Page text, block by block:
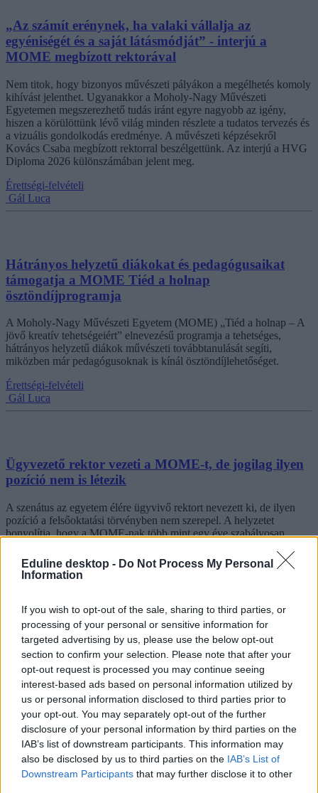
Eduline desktop - Do Not Process My Personal
Information
If you wish to opt-out of the sale, sharing to third parties, or
processing of your personal or sensitive information for
targeted advertising by us, please use the below opt-out
section to confirm your selection. Please note that after your
opt-out request is processed you may continue seeing
interest-based ads based on personal information utilized by
us or personal information disclosed to third parties prior to
your opt-out. You may separately opt-out of the further
disclosure of your personal information by third parties on the
IAB’s list of downstream participants. This information may
also be disclosed by us to third parties on the IAB’s List of
Downstream Participants that may further disclose it to other
„Az számít erénynek, ha valaki vállalja az
egyéniségét és a saját látásmódját” - interjú a
MOME megbízott rektorával
Nem titok, hogy bizonyos művészeti pályákon a megélhetés komoly
kihívást jelenthet. Ugyanakkor a Moholy-Nagy Művészeti
Egyetemen megszerezhető tudás iránt egyre nagyobb az igény,
hiszen a körülöttünk lévő világ minden részlete a tudatos tervezés és
a vizuális gondolkodás eredménye. A művészeti képzésekről
Kovács Csaba megbízott rektorral beszélgettünk. Az interjú a HVG
Diploma 2026 különszámában jelent meg.
Érettségi-felvételi
Gál Luca
Hátrányos helyzetű diákokat és pedagógusaikat
támogatja a MOME Tiéd a holnap
ösztöndíjprogramja
A Moholy-Nagy Művészeti Egyetem (MOME) „Tiéd a holnap – A
jövő kreatív tehetségeiért” elnevezésű programja a tehetséges,
hátrányos helyzetű diákok művészeti továbbtanulását segíti,
miközben már pedagógusoknak is kínál ösztöndíjlehetőséget.
Érettségi-felvételi
Gál Luca
Ügyvezető rektor vezeti a MOME-t, de jogilag ilyen
pozíció nem is létezik
A szenátus az egyetem élére ügyvivő rektort nevezett ki, de ilyen
pozíció a felsőoktatási törvényben nem szerepel. A helyzetet
bonyolítja, hogy a MOME-nak több mint egy éve szabályosan
Felsőoktatás
Kurucz-Gáspár Tünde
A MOME Front több ponton is cáfolja az egyetem
kuratóriumi elnökének nyilatkozatát
Pontról pontra elemzik a hallgatók a MOME kuratóriumi elnökének
interjúját.
Felsőoktatás
Gál Luca